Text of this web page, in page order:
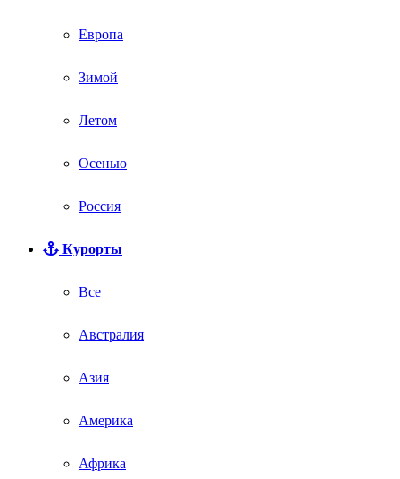
Европа
Зимой
Летом
Осенью
Россия
Курорты
Все
Австралия
Азия
Америка
Африка